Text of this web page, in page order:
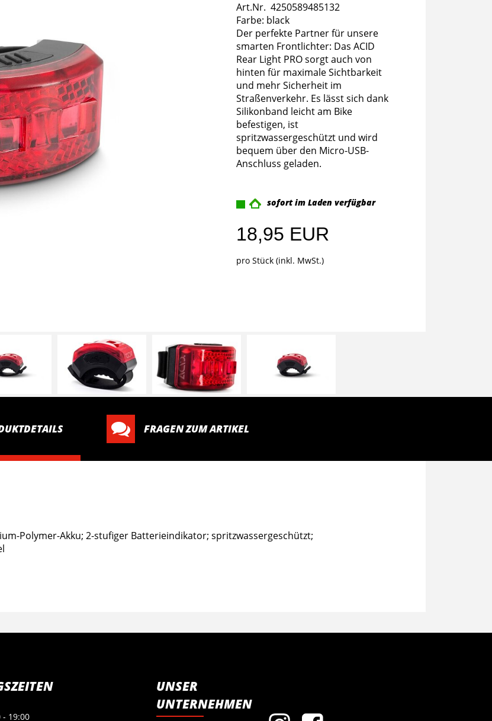
Art.Nr. 4250589485132
Farbe: black
Der perfekte Partner für unsere
smarten Frontlichter: Das ACID
Rear Light PRO sorgt auch von
hinten für maximale Sichtbarkeit
und mehr Sicherheit im
Straßenverkehr. Es lässt sich dank
Silikonband leicht am Bike
befestigen, ist
spritzwassergeschützt und wird
bequem über den Micro-USB-
Anschluss geladen.
sofort im Laden verfügbar
18,95 EUR
pro Stück (inkl. MwSt.)
FRAGEN ZUM ARTIKEL
Polymer-Akku; 2-stufiger Batterieindikator; spritzwassergeschützt;
- 19:00
UNSER
UNTERNEHMEN